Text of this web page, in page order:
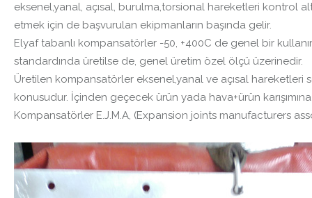
eksenel,yanal, açısal, burulma,torsional hareketleri kontrol
etmek için de başvurulan ekipmanların başında gelir.
Elyaf tabanlı kompansatörler -50, +400C de genel bir
standardında üretilse de, genel üretim özel ölçü üzerinedir.
Üretilen kompansatörler eksenel,yanal ve açısal hareketleri
konusudur. İçinden geçecek ürün yada hava+ürün
Kompansatörler E.J.M.A, (Expansion joints manufacturers